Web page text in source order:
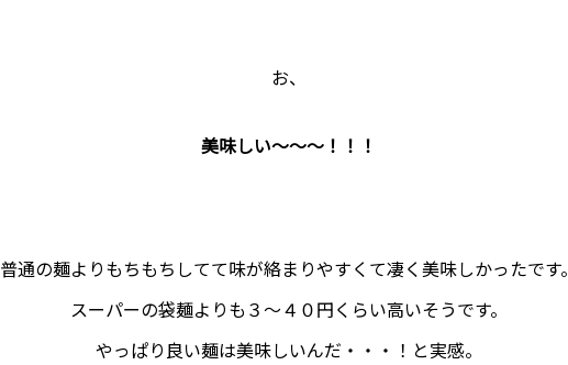
お、
美味しい～～～！！！
普通の麺よりもちもちしてて味が絡まりやすくて凄く美味しかったです。
スーパーの袋麺よりも３～４０円くらい高いそうです。
やっぱり良い麺は美味しいんだ・・・！と実感。